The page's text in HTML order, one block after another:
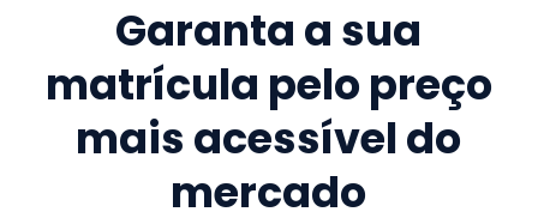
Garanta a sua
matrícula pelo preço
mais acessível do
mercado